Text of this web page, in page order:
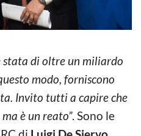
stata di oltre un miliardo
modo, forniscono
Invito tutti a capire che
è un reato”. Sono le